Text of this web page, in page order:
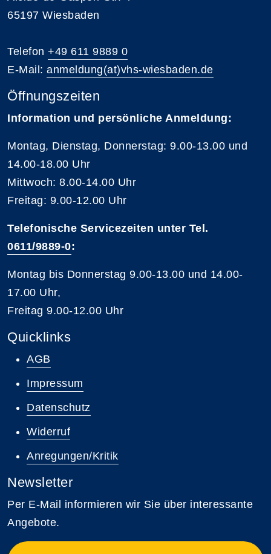
65197 Wiesbaden
Telefon +49 611 9889 0
E-Mail: anmeldung(at)vhs-wiesbaden.de
Öffnungszeiten
Information und persönliche Anmeldung:
Montag, Dienstag, Donnerstag: 9.00-13.00 und
14.00-18.00 Uhr
Mittwoch: 8.00-14.00 Uhr
Freitag: 9.00-12.00 Uhr
Telefonische Servicezeiten unter Tel.
0611/9889-0:
Montag bis Donnerstag 9.00-13.00 und 14.00-
17.00 Uhr,
Freitag 9.00-12.00 Uhr
Quicklinks
AGB
Impressum
Datenschutz
Widerruf
Anregungen/Kritik
Newsletter
Per E-Mail informieren wir Sie über interessante
Angebote.